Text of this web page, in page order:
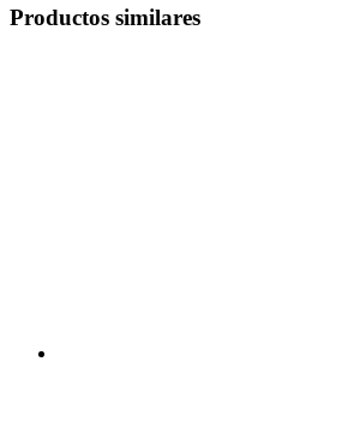
Productos similares